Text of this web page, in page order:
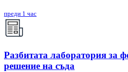
преди 1 час
Разбитата лаборатория за
решение на съда